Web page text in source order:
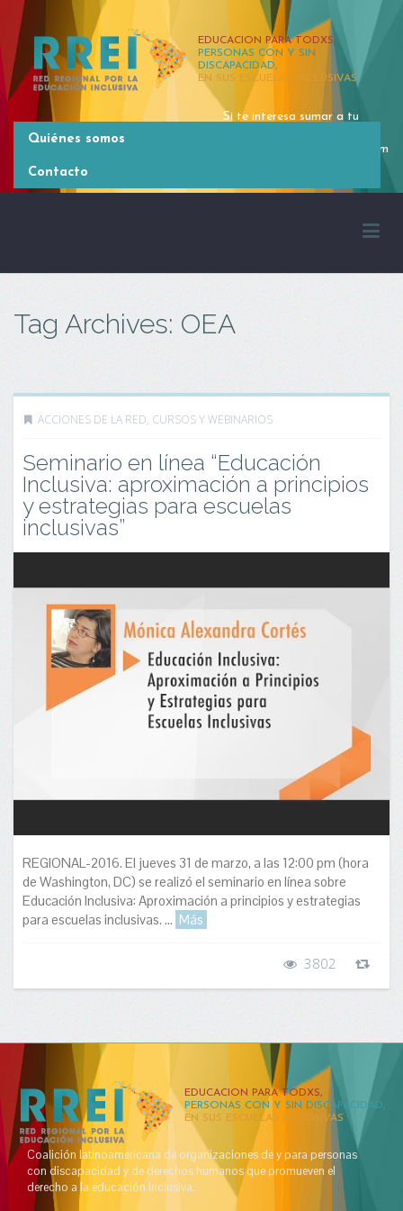
EDUCACION PARA TODXS,
PERSONAS CON Y SIN
DISCAPACIDAD,
EN SUS ESCUELAS INCLUSIVAS
Si te interesa sumar a tu
rrei.latinoamerica@gmail.com
Quiénes somos
Contacto
Tag Archives: OEA
ACCIONES DE LA RED, CURSOS Y WEBINARIOS
Seminario en línea “Educación
Inclusiva: aproximación a principios
y estrategias para escuelas
inclusivas”
REGIONAL-2016. El jueves 31 de marzo, a las 12:00 pm (hora
de Washington, DC) se realizó el seminario en línea sobre
Educación Inclusiva: Aproximación a principios y estrategias
para escuelas inclusivas. ... Más
3802
EDUCACION PARA TODXS,
PERSONAS CON Y SIN DISCAPACIDAD,
EN SUS ESCUELAS INCLUSIVAS
Coalición latinoamericana de organizaciones de y para personas
con discapacidad y de derechos humanos que promueven el
derecho a la educación inclusiva.